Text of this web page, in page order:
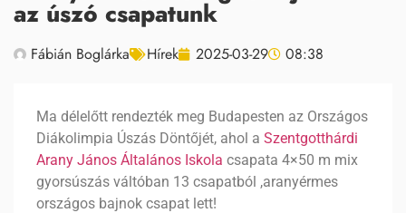
az úszó csapatunk
Fábián Boglárka Hírek 2025-03-29 08:38
Ma délelőtt rendezték meg Budapesten az Országos
Diákolimpia Úszás Döntőjét, ahol a Szentgotthárdi
Arany János Általános Iskola csapata 4×50 m mix
gyorsúszás váltóban 13 csapatból ,aranyérmes
országos bajnok csapat lett!